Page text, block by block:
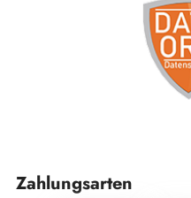
Zahlungsarten